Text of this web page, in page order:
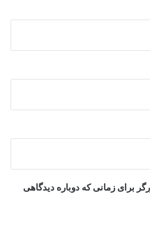
برای زمانی که دوباره دیدگاهی